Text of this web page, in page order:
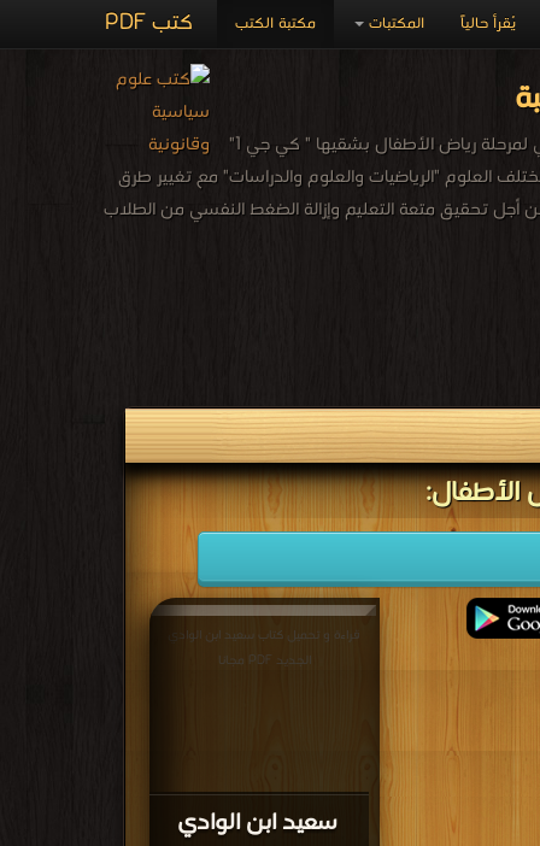
كتب PDF مكتبة الكتب المكتبات يُقرأ حالياً
يوجد فى هذا القسم المناهج المدرسية الجديدة التي أعدتها وزارة التربية والتعليم والتعليم الفني لمرحلة رياض الأطفال بشقيها " كي جي 1"
مختلف العلوم "الرياضيات والعلوم والدراسات" مع تغيير طرق
تحقيق متعة التعليم وإزالة الضغط النفسي من الطلاب
الأطفال:
سعيد ابن الوادي
قراءة و تحميل كتاب سعيد ابن الوادي
الجديد PDF مجانا